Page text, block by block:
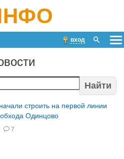
вход
Найти
строить на первой линии
Одинцово
7